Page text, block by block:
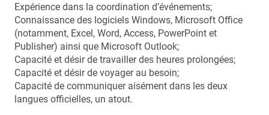
Expérience dans la coordination d’événements;
Connaissance des logiciels Windows, Microsoft Office
(notamment, Excel, Word, Access, PowerPoint et
Publisher) ainsi que Microsoft Outlook;
Capacité et désir de travailler des heures prolongées;
Capacité et désir de voyager au besoin;
Capacité de communiquer aisément dans les deux
langues officielles, un atout.